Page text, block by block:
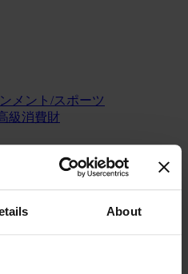
About
メント/スポーツ
級消費財